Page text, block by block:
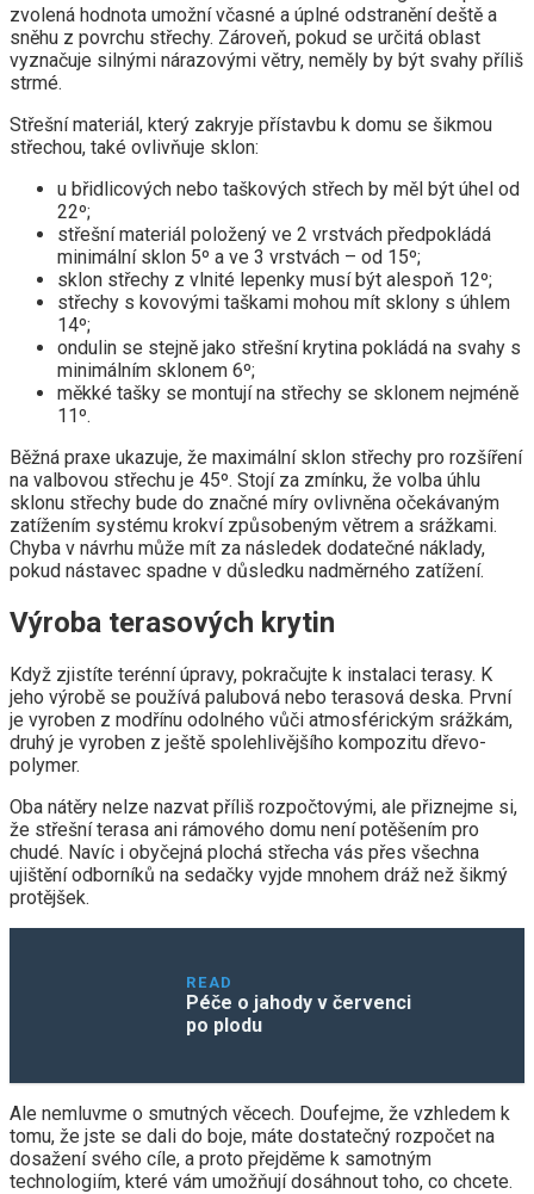
zvolená hodnota umožní včasné a úplné odstranění deště a
sněhu z povrchu střechy. Zároveň, pokud se určitá oblast
vyznačuje silnými nárazovými větry, neměly by být svahy příliš
strmé.
Střešní materiál, který zakryje přístavbu k domu se šikmou
střechou, také ovlivňuje sklon:
u břidlicových nebo taškových střech by měl být úhel od
22º;
střešní materiál položený ve 2 vrstvách předpokládá
minimální sklon 5º a ve 3 vrstvách – od 15º;
sklon střechy z vlnité lepenky musí být alespoň 12º;
střechy s kovovými taškami mohou mít sklony s úhlem
14º;
ondulin se stejně jako střešní krytina pokládá na svahy s
minimálním sklonem 6º;
měkké tašky se montují na střechy se sklonem nejméně
11º.
Běžná praxe ukazuje, že maximální sklon střechy pro rozšíření
na valbovou střechu je 45º. Stojí za zmínku, že volba úhlu
sklonu střechy bude do značné míry ovlivněna očekávaným
zatížením systému krokví způsobeným větrem a srážkami.
Chyba v návrhu může mít za následek dodatečné náklady,
pokud nástavec spadne v důsledku nadměrného zatížení.
Výroba terasových krytin
Když zjistíte terénní úpravy, pokračujte k instalaci terasy. K
jeho výrobě se používá palubová nebo terasová deska. První
je vyroben z modřínu odolného vůči atmosférickým srážkám,
druhý je vyroben z ještě spolehlivějšího kompozitu dřevo-
polymer.
Oba nátěry nelze nazvat příliš rozpočtovými, ale přiznejme si,
že střešní terasa ani rámového domu není potěšením pro
chudé. Navíc i obyčejná plochá střecha vás přes všechna
ujištění odborníků na sedačky vyjde mnohem dráž než šikmý
protějšek.
READ
Péče o jahody v červenci
po plodu
Ale nemluvme o smutných věcech. Doufejme, že vzhledem k
tomu, že jste se dali do boje, máte dostatečný rozpočet na
dosažení svého cíle, a proto přejděme k samotným
technologiím, které vám umožňují dosáhnout toho, co chcete.